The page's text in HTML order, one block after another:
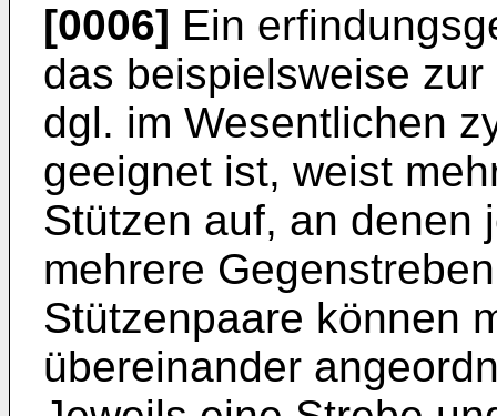
[0006] Ein
das beispielsweise
dgl. im Wesentlichen
geeignet ist, weist
Stützen auf, an denen
mehrere
Stützenpaare können
übereinander